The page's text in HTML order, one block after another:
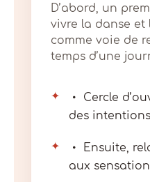
D’abord, un
vivre la danse et
comme voie de
temps d’une
✦
Cercle
des intentions
✦
Ensuite,
aux